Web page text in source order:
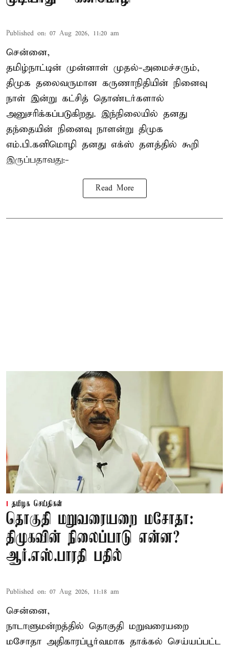
Published on: 07 Aug 2026, 11:20 am
சென்னை,
தமிழ்நாட்டின் முன்னாள் முதல்-அமைச்சரும்,
திமுக தலைவருமான கருணாநிதியின் நினைவு
நாள் இன்று கட்சித் தொண்டர்களால்
அனுசரிக்கப்படுகிறது. இந்நிலையில் தனது
தந்தையின் நினைவு நாளன்று திமுக
எம்.பி.கனிமொழி தனது எக்ஸ் தளத்தில் கூறி
இருப்பதாவது:-
Read More
தமிழக செய்திகள்
தொகுதி மறுவரையறை மசோதா:
திமுகவின் நிலைப்பாடு என்ன?
ஆர்.எஸ்.பாரதி பதில்
Published on: 07 Aug 2026, 11:18 am
சென்னை,
நாடாளுமன்றத்தில் தொகுதி மறுவரையறை
மசோதா அதிகாரப்பூர்வமாக தாக்கல் செய்யப்பட்ட